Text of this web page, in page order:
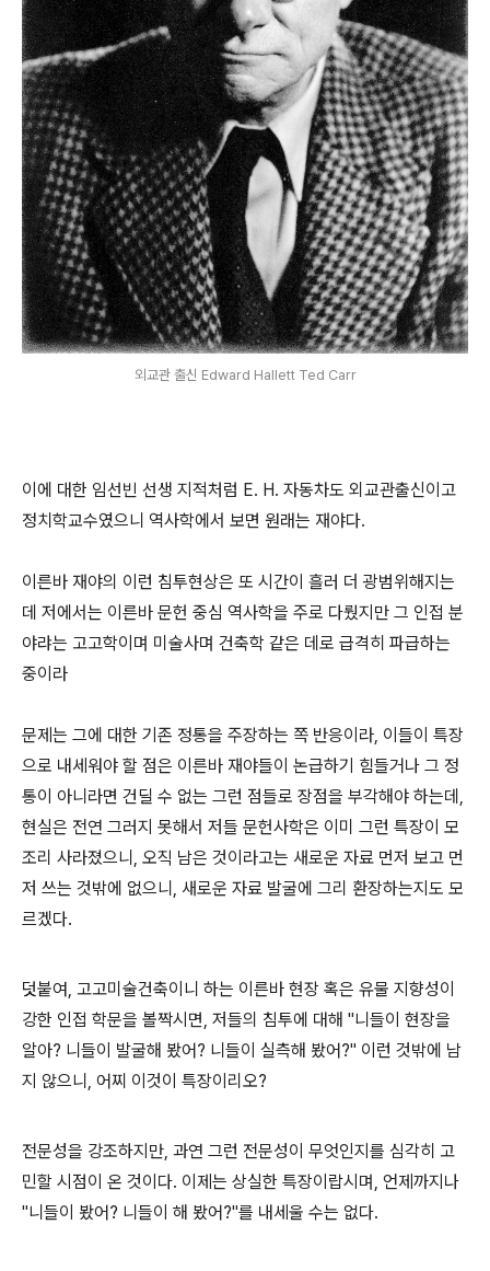
외교관 출신 Edward Hallett Ted Carr
이에 대한 임선빈 선생 지적처럼 E. H. 자동차도 외교관출신이고
정치학교수였으니 역사학에서 보면 원래는 재야다.
이른바 재야의 이런 침투현상은 또 시간이 흘러 더 광범위해지는
데 저에서는 이른바 문헌 중심 역사학을 주로 다뤘지만 그 인접 분
야랴는 고고학이며 미술사며 건축학 같은 데로 급격히 파급하는
중이라
문제는 그에 대한 기존 정통을 주장하는 쪽 반응이라, 이들이 특장
으로 내세워야 할 점은 이른바 재야들이 논급하기 힘들거나 그 정
통이 아니라면 건딜 수 없는 그런 점들로 장점을 부각해야 하는데,
현실은 전연 그러지 못해서 저들 문헌사학은 이미 그런 특장이 모
조리 사라졌으니, 오직 남은 것이라고는 새로운 자료 먼저 보고 먼
저 쓰는 것밖에 없으니, 새로운 자료 발굴에 그리 환장하는지도 모
르겠다.
덧붙여, 고고미술건축이니 하는 이른바 현장 혹은 유물 지향성이
강한 인접 학문을 볼짝시면, 저들의 침투에 대해 "니들이 현장을
알아? 니들이 발굴해 봤어? 니들이 실측해 봤어?" 이런 것밖에 남
지 않으니, 어찌 이것이 특장이리오?
전문성을 강조하지만, 과연 그런 전문성이 무엇인지를 심각히 고
민할 시점이 온 것이다. 이제는 상실한 특장이랍시며, 언제까지나
"니들이 봤어? 니들이 해 봤어?"를 내세울 수는 없다.